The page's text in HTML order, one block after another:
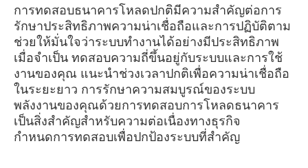
การทดสอบธนาคารโหลดปกติมีความสำคัญต่อการ
รักษาประสิทธิภาพความน่าเชื่อถือและการปฏิบัติตาม
ช่วยให้มั่นใจว่าระบบทำงานได้อย่างมีประสิทธิภาพ
เมื่อจำเป็น ทดสอบความถี่ขึ้นอยู่กับระบบและการใช้
งานของคุณ แนะนำช่วงเวลาปกติเพื่อความน่าเชื่อถือ
ในระยะยาว การรักษาความสมบูรณ์ของระบบ
พลังงานของคุณด้วยการทดสอบการโหลดธนาคาร
เป็นสิ่งสำคัญสำหรับความต่อเนื่องทางธุรกิจ
กำหนดการทดสอบเพื่อปกป้องระบบที่สำคัญ